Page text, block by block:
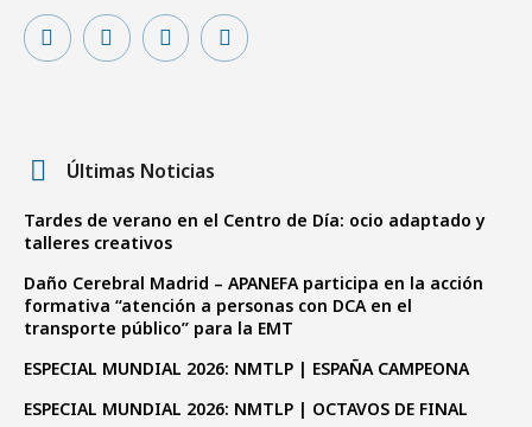
Últimas Noticias
Tardes de verano en el Centro de Día: ocio adaptado y
talleres creativos
Daño Cerebral Madrid – APANEFA participa en la acción
formativa “atención a personas con DCA en el
transporte público” para la EMT
ESPECIAL MUNDIAL 2026: NMTLP | ESPAÑA CAMPEONA
ESPECIAL MUNDIAL 2026: NMTLP | OCTAVOS DE FINAL